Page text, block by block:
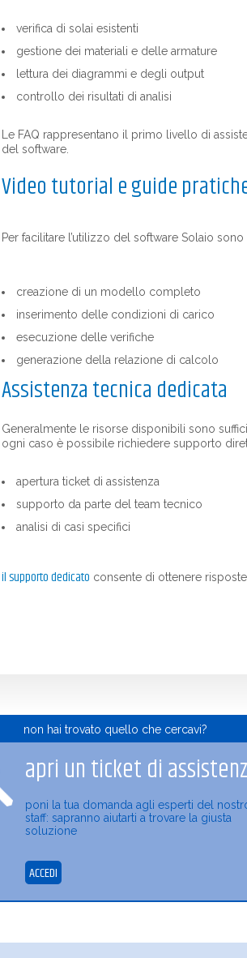
verifica di solai esistenti
gestione dei materiali e delle armature
lettura dei diagrammi e degli output
controllo dei risultati di analisi
Le FAQ rappresentano il primo livello di
del software.
Video tutorial e guide
Per facilitare l’utilizzo del software Solaio
creazione di un modello completo
inserimento delle condizioni di carico
esecuzione delle verifiche
generazione della relazione di calcolo
Assistenza tecnica dedicata
Generalmente le risorse disponibili sono
ogni caso è possibile richiedere supporto
apertura ticket di assistenza
supporto da parte del team tecnico
analisi di casi specifici
il supporto dedicato consente di ottenere
non hai trovato quello che cercavi?
apri un ticket di
poni la tua domanda agli esperti del
staff: sapranno aiutarti a trovare la giusta
soluzione
ACCEDI